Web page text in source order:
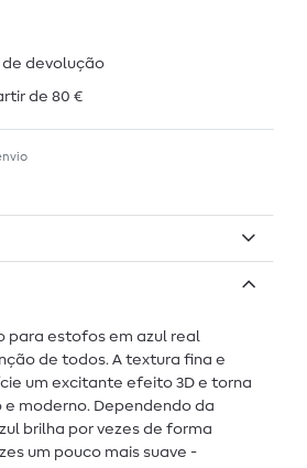
de devolução
de 80 €
para estofos em azul real
de todos. A textura fina e
um excitante efeito 3D e torna
e moderno. Dependendo da
brilha por vezes de forma
um pouco mais suave -